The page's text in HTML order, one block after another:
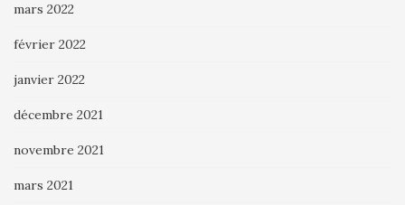
mars 2022
février 2022
janvier 2022
décembre 2021
novembre 2021
mars 2021